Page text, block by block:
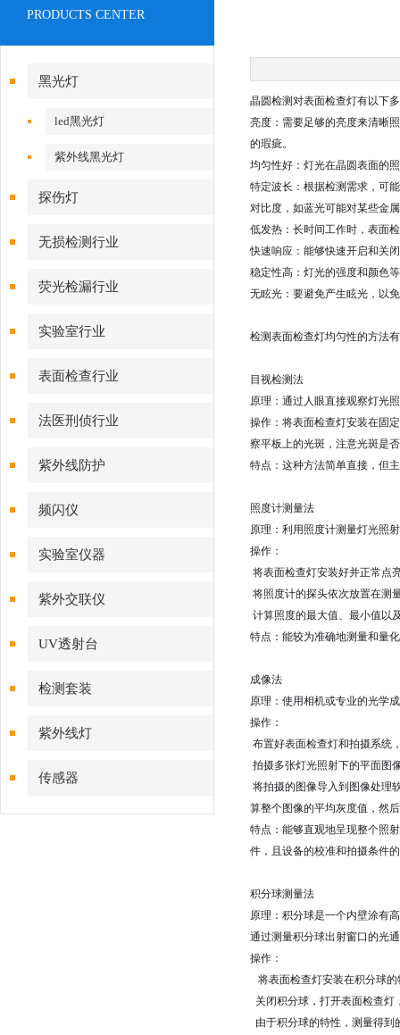
PRODUCTS CENTER
黑光灯
led黑光灯
紫外线黑光灯
探伤灯
无损检测行业
荧光检漏行业
实验室行业
表面检查行业
法医刑侦行业
紫外线防护
频闪仪
实验室仪器
紫外交联仪
UV透射台
检测套装
紫外线灯
传感器
晶圆检测对表面检查灯有以下
亮度：需要足够的亮度来清晰
的瑕疵。
均匀性好：灯光在晶圆表面的
特定波长：根据检测需求，可
对比度，如蓝光可能对某些金
低发热：长时间工作时，表面
快速响应：能够快速开启和关
稳定性高：灯光的强度和颜色
无眩光：要避免产生眩光，以
检测表面检查灯均匀性的方法
目视检测法
原理：通过人眼直接观察灯光
操作：将表面检查灯安装在固
察平板上的光斑，注意光斑是
特点：这种方法简单直接，但
照度计测量法
原理：利用照度计测量灯光照
操作：
将表面检查灯安装好并正常点
将照度计的探头依次放置在测
计算照度的最大值、最小值以
特点：能较为准确地测量和量
成像法
原理：使用相机或专业的光学
操作：
布置好表面检查灯和拍摄系统
拍摄多张灯光照射下的平面图
将拍摄的图像导入到图像处理
算整个图像的平均灰度值，然
特点：能够直观地呈现整个照
件，且设备的校准和拍摄条件
积分球测量法
原理：积分球是一个内壁涂有
通过测量积分球出射窗口的光
操作：
将表面检查灯安装在积分球
关闭积分球，打开表面检查
由于积分球的特性，测量得